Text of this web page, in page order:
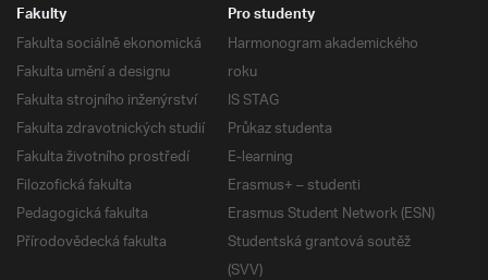
Fakulty
Fakulta sociálně ekonomická
Fakulta umění a designu
Fakulta strojního inženýrství
Fakulta zdravotnických studií
Fakulta životního prostředí
Filozofická fakulta
Pedagogická fakulta
Přírodovědecká fakulta
Pro studenty
Harmonogram akademického
roku
IS STAG
Průkaz studenta
E-learning
Erasmus+ – studenti
Erasmus Student Network (ESN)
Studentská grantová soutěž
(SVV)